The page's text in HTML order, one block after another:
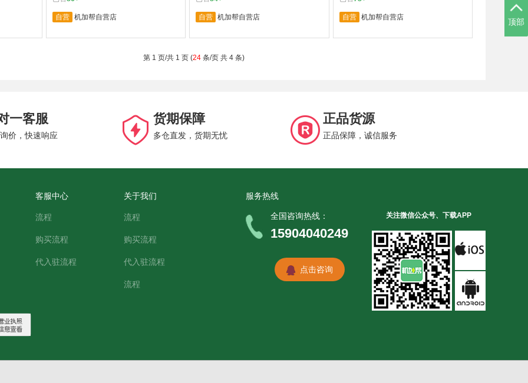
自营 机加帮自营店 自营 机加帮自营店 自营 机加帮自营店
第 1 页/共 1 页 (24 条/页 共 4 条)
顶部
一客服
价，快速响应
货期保障
多仓直发，货期无忧
正品货源
正品保障，诚信服务
服务热线
全国咨询热线：
15904040249
点击咨询
关注微信公众号、下载APP
客服中心
流程
购买流程
代入驻流程
关于我们
流程
购买流程
代入驻流程
流程